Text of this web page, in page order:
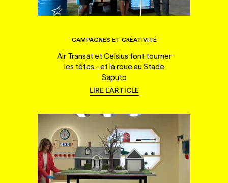
CAMPAGNES ET CRÉATIVITÉ
Air Transat et Celsius font tourner
les têtes... et la roue au Stade
Saputo
LIRE L'ARTICLE